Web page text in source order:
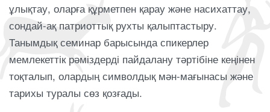
ұлықтау, оларға құрметпен қарау және насихаттау,
сондай-ақ патриоттық рухты қалыптастыру.
Танымдық семинар барысында спикерлер
мемлекеттік рәміздерді пайдалану тәртібіне кеңінен
тоқталып, олардың символдық мән-мағынасы және
тарихы туралы сөз қозғады.